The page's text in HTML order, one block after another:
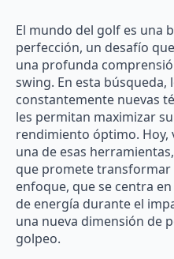
El mundo del golf es una
perfección, un desafío
una profunda
swing. En esta
constantemente nuevas
les permitan maximizar
rendimiento óptimo. Hoy,
una de esas
que promete transformar
enfoque, que se centra
de energía durante el
una nueva dimensión de
golpeo.